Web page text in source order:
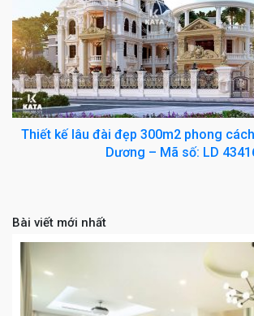
Thiết kế lâu đài đẹp 300m2 phong
Dương – Mã số: LD
Bài viết mới nhất